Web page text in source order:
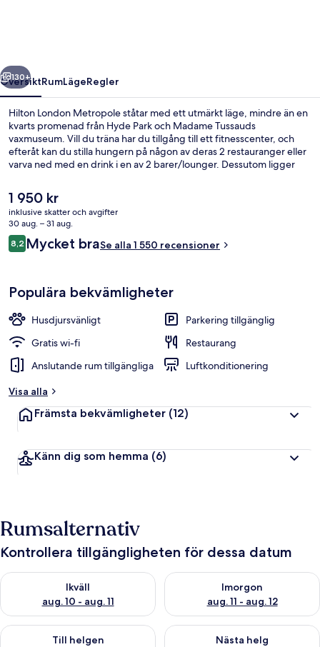
Nästa
130+
ÖversiktRumLägeRegler
Hilton London Metropole ståtar med ett utmärkt läge, mindre än en
kvarts promenad från Hyde Park och Madame Tussauds
vaxmuseum. Vill du träna har du tillgång till ett fitnesscenter, och
efteråt kan du stilla hungern på någon av deras 2 restauranger eller
varva ned med en drink i en av 2 barer/lounger. Dessutom ligger
Andra resenärer brukar uppskatta närheten till kollektivtrafik.
Boendet ligger bara några steg från Edgware Road (Circle Line)
Underground Station och till Edgware Road (Bakerloo)
tunnelbanestation tar det inte mer än 2 minuter att gå.
Det
nuvarande
priset
är
1 950 kr
1 950 kr
inklusive skatter och avgifter
30 aug. – 31 aug.
Recensioner
8,28,2 av 10,
Mycket braSe alla 1 550 recensioner
Populära bekvämligheter
Husdjursvänligt
Parkering tillgänglig
Gratis wi-fi
Restaurang
Anslutande rum tillgängliga
Luftkonditionering
Visa alla
Främsta bekvämligheter (12)
Känn dig som hemma (6)
Rumsalternativ
Kontrollera tillgängligheten för dessa datum
Ikväll
aug. 10 - aug. 11
Kontrollera tillgängligheten för ikväll aug. 10 - aug. 11
Imorgon
aug. 11 - aug. 12
Kontrollera tillgängligheten
Till helgen
Kontrollera tillgängligheten för den här helgen aug. 14 - aug.
Nästa helg
Kontrollera tillgängligheten